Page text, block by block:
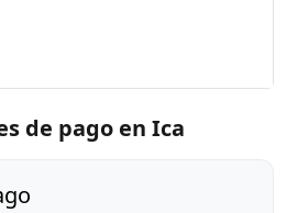
de pago en Ica